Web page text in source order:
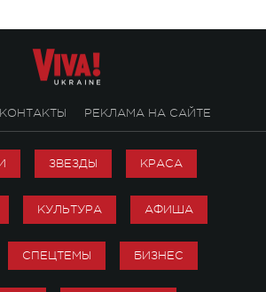
КОНТАКТЫ РЕКЛАМА НА САЙТЕ
ЗВЕЗДЫ КРАСА
КУЛЬТУРА АФИША
СПЕЦТЕМЫ БИЗНЕС